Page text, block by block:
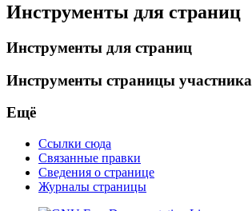
Инструменты для страниц
Инструменты для страниц
Инструменты страницы участника
Ещё
Ссылки сюда
Связанные правки
Сведения о странице
Журналы страницы